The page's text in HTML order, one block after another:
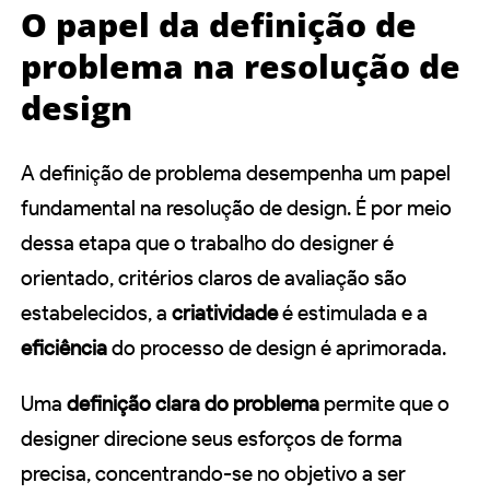
O papel da definição de
problema na resolução de
design
A definição de problema desempenha um papel
fundamental na resolução de design. É por meio
dessa etapa que o trabalho do designer é
orientado, critérios claros de avaliação são
estabelecidos, a criatividadeé estimulada e a
eficiênciado processo de design é aprimorada.
Uma definição clara do problema permite que o
designer direcione seus esforços de forma
precisa, concentrando-se no objetivo a ser